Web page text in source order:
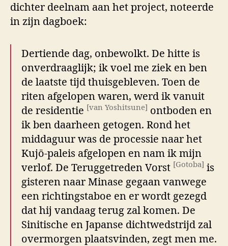
dichter deelnam aan het project, noteerde
in zijn dagboek:
Dertiende dag, onbewolkt. De hitte is
onverdraaglijk; ik voel me ziek en ben
de laatste tijd thuisgebleven. Toen de
riten afgelopen waren, werd ik vanuit
de residentie [van Yoshitsune] ontboden en
ik ben daarheen getogen. Rond het
middaguur was de processie naar het
Kujō-paleis afgelopen en nam ik mijn
verlof. De Teruggetreden Vorst [Gotoba] is
gisteren naar Minase gegaan vanwege
een richtingstaboe en er wordt gezegd
dat hij vandaag terug zal komen. De
Sinitische en Japanse dichtwedstrijd zal
overmorgen plaatsvinden, zegt men me.